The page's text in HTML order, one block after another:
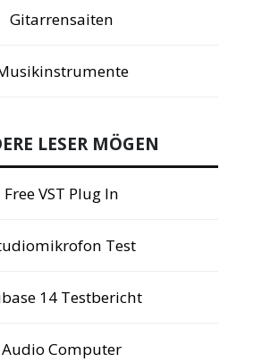
Gitarrensaiten
LESER MÖGEN
Free VST Plug In
Test
14 Testbericht
Audio Computer